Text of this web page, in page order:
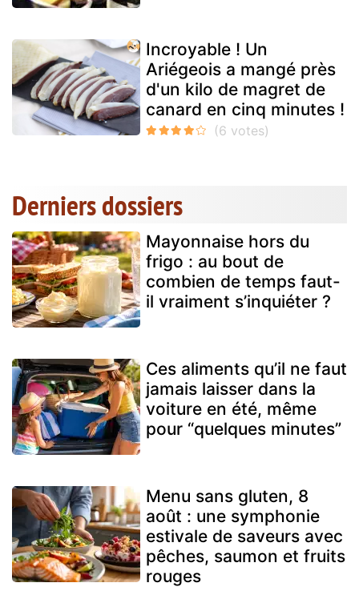
Incroyable ! Un
Ariégeois a mangé près
d'un kilo de magret de
canard en cinq minutes !
Derniers dossiers
Mayonnaise hors du
frigo : au bout de
combien de temps faut-
il vraiment s’inquiéter ?
Ces aliments qu’il ne faut
jamais laisser dans la
voiture en été, même
pour “quelques minutes”
Menu sans gluten, 8
août : une symphonie
estivale de saveurs avec
pêches, saumon et fruits
rouges